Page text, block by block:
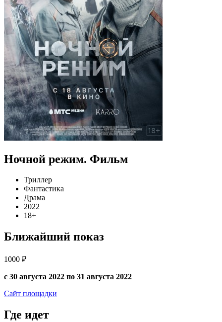
Ночной режим. Фильм
Триллер
Фантастика
Драма
2022
18+
Ближайший показ
1000 ₽
с 30 августа 2022 по 31 августа 2022
Сайт площадки
Где идет